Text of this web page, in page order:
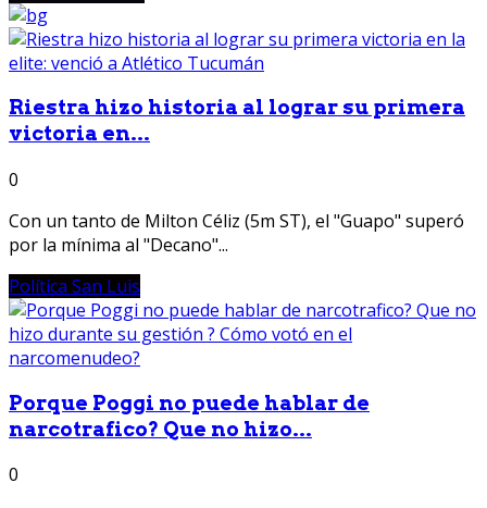
Riestra hizo historia al lograr su primera
victoria en...
0
Con un tanto de Milton Céliz (5m ST), el "Guapo" superó
por la mínima al "Decano"...
Política San Luis
Porque Poggi no puede hablar de
narcotrafico? Que no hizo...
0